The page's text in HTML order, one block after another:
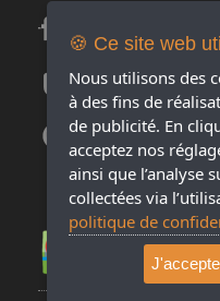
🍪 Ce site web
Nous utilisons des
à des fins de
de publicité. En
acceptez nos
ainsi que l’analyse
collectées via
politique de
J'accepte